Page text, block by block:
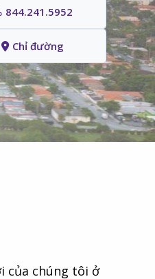
844.241.5952
Chỉ đường
của chúng tôi ở